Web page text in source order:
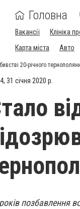
Головна
Вакансії Клініка
Карта міста
Авто
20-річного
31 січня 2020 р.
позбавлення